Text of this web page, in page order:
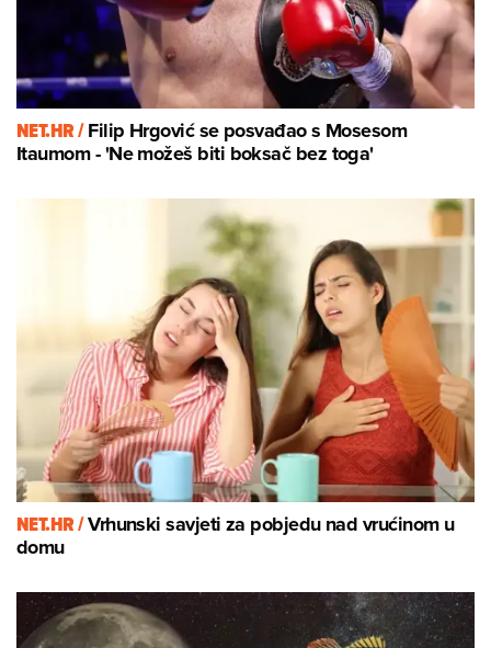
NET.HR /Filip Hrgović se posvađao s Mosesom
Itaumom - 'Ne možeš biti boksač bez toga'
NET.HR /Vrhunski savjeti za pobjedu nad vrućinom u
domu